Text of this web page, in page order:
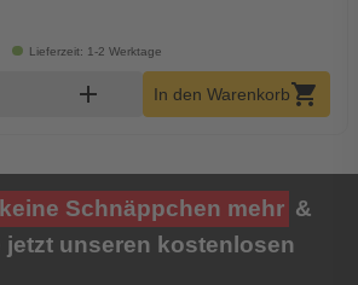
Lieferzeit: 1-2 Werktage
Warenkorb Menge
add In den Warenkorbshopping_cart
Schnäppchen mehr &
jetzt unseren kostenlosen